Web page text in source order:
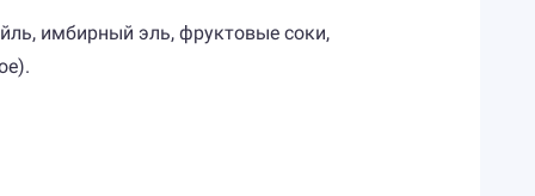
имбирный эль, фруктовые соки,